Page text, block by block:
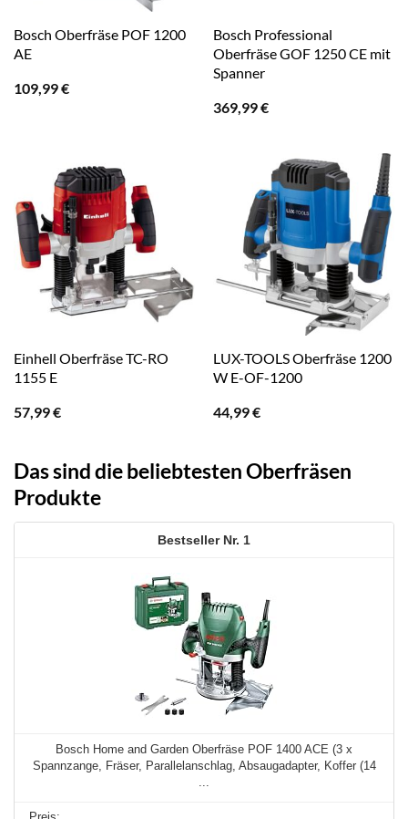
Bosch Oberfräse POF 1200
AE
109,99€
Bosch Professional
Oberfräse GOF 1250 CE mit
Spanner
369,99€
Einhell Oberfräse TC-RO
1155 E
57,99€
LUX-TOOLS Oberfräse 1200
W E-OF-1200
44,99€
Das sind die beliebtesten Oberfräsen
Produkte
1
Bosch Home and Garden Oberfräse POF 1400 ACE (3 x
Spannzange, Fräser, Parallelanschlag, Absaugadapter, Koffer (14